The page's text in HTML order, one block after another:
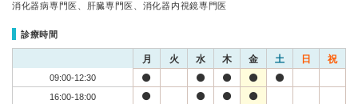
消化器病専門医、肝臓専門医、消化器内視鏡専門医
診療時間
月 火 水 木 金 土 日 祝
09:00-12:30
16:00-18:00